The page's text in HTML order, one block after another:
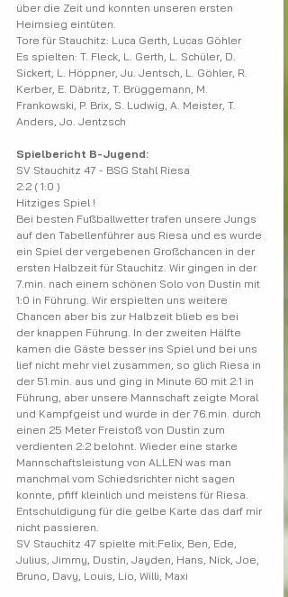
über die Zeit und konnten unseren ersten
Heimsieg eintüten.
Tore für Stauchitz: Luca Gerth, Lucas Göhler
Es spielten: T. Fleck, L. Gerth, L. Schüler, D.
Sickert, L. Höppner, Ju. Jentsch, L. Göhler, R.
Kerber, E. Däbritz, T. Brüggemann, M.
Frankowski, P. Brix, S. Ludwig, A. Meister, T.
Anders, Jo. Jentzsch
Spielbericht B-Jugend:
SV Stauchitz 47 - BSG Stahl Riesa
2:2 ( 1:0 )
Hitziges Spiel !
Bei besten Fußballwetter trafen unsere Jungs
auf den Tabellenführer aus Riesa und es wurde
ein Spiel der vergebenen Großchancen in der
ersten Halbzeit für Stauchitz. Wir gingen in der
7.min. nach einem schönen Solo von Dustin mit
1:0 in Führung. Wir erspielten uns weitere
Chancen aber bis zur Halbzeit blieb es bei
der knappen Führung. In der zweiten Hälfte
kamen die Gäste besser ins Spiel und bei uns
lief nicht mehr viel zusammen, so glich Riesa in
der 51.min. aus und ging in Minute 60 mit 2:1 in
Führung, aber unsere Mannschaft zeigte Moral
und Kampfgeist und wurde in der 76.min. durch
einen 25 Meter Freistoß von Dustin zum
verdienten 2:2 belohnt. Wieder eine starke
Mannschaftsleistung von ALLEN was man
manchmal vom Schiedsrichter nicht sagen
konnte, pfiff kleinlich und meistens für Riesa.
Entschuldigung für die gelbe Karte das darf mir
nicht passieren.
SV Stauchitz 47 spielte mit:Felix, Ben, Ede,
Julius, Jimmy, Dustin, Jayden, Hans, Nick, Joe,
Bruno, Davy, Louis, Lio, Willi, Maxi